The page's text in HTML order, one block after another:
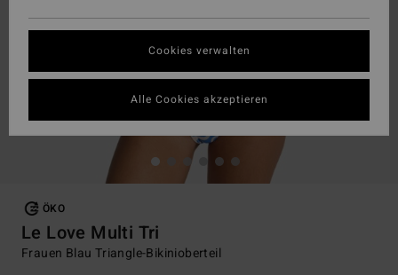
ÖKO
Le Love Multi Tri
Frauen Blau Triangle-Bikinioberteil
Cookies verwalten
Alle Cookies akzeptieren